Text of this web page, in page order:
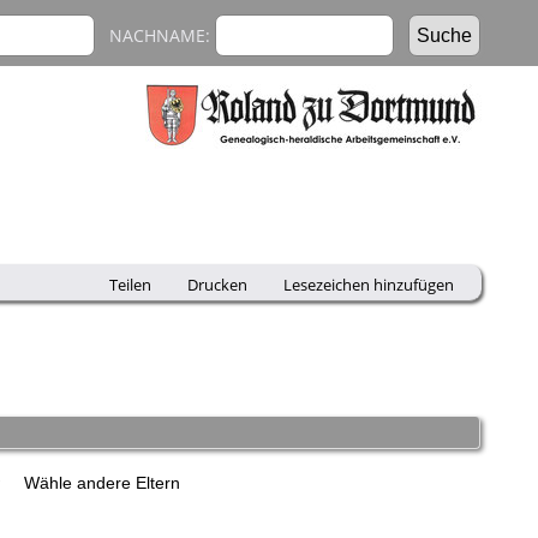
NACHNAME:
Teilen Drucken Lesezeichen hinzufügen
Wähle andere Eltern